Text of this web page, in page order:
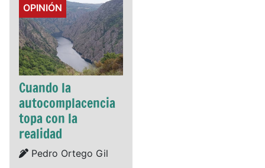
Details
OPINIÓN
Cuando la
autocomplacencia
topa con la
realidad
Details
Pedro Ortego Gil